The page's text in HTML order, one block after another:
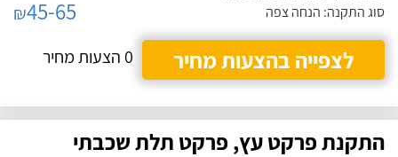
סוג התקנה: הנחה צפה
₪45-65
לצפייה בהצעות מחיר
0 הצעות מחיר
התקנת פרקט עץ, פרקט תלת שכבתי